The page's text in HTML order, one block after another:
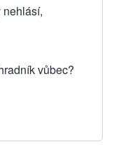
vůbec?